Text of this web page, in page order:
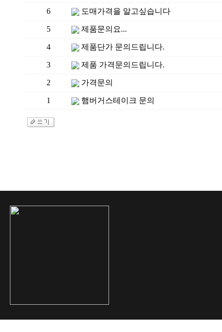
6 도매가격을 알고싶습니다
5 제품문의요...
4 제품단가 문의드립니다.
3 제품 가격문의드립니다.
2 가격문의
1 햄버거스테이크 문의